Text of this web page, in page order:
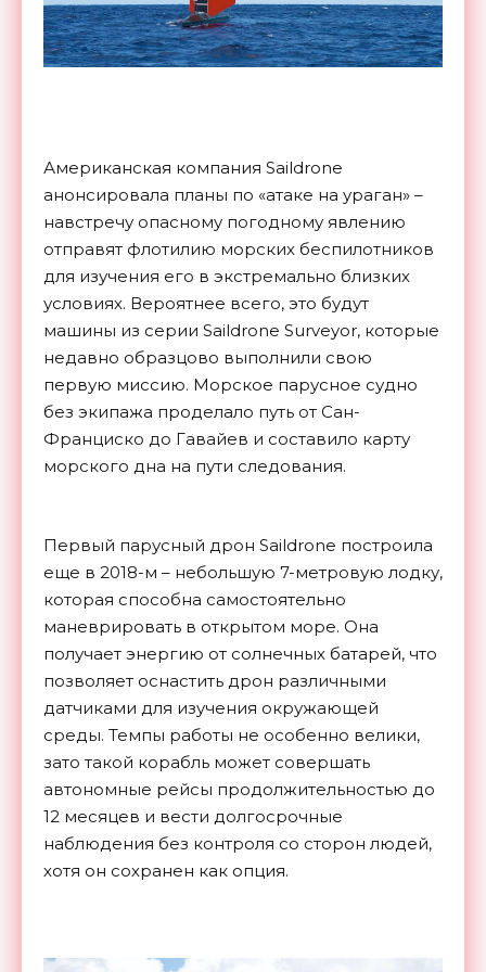
Американская компания Saildrone
анонсировала планы по «атаке на ураган» –
навстречу опасному погодному явлению
отправят флотилию морских беспилотников
для изучения его в экстремально близких
условиях. Вероятнее всего, это будут
машины из серии Saildrone Surveyor, которые
недавно образцово выполнили свою
первую миссию. Морское парусное судно
без экипажа проделало путь от Сан-
Франциско до Гавайев и составило карту
морского дна на пути следования.
Первый парусный дрон Saildrone построила
еще в 2018-м – небольшую 7-метровую лодку,
которая способна самостоятельно
маневрировать в открытом море. Она
получает энергию от солнечных батарей, что
позволяет оснастить дрон различными
датчиками для изучения окружающей
среды. Темпы работы не особенно велики,
зато такой корабль может совершать
автономные рейсы продолжительностью до
12 месяцев и вести долгосрочные
наблюдения без контроля со сторон людей,
хотя он сохранен как опция.